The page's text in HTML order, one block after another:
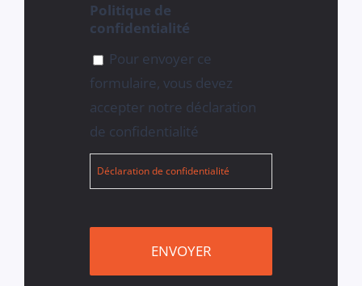
Politique de
confidentialité
Pour envoyer ce
formulaire, vous devez
accepter notre déclaration
de confidentialité
Déclaration de confidentialité